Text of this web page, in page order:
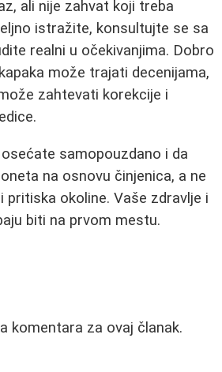
ali nije zahvat koji treba
istražite, konsultujte se sa
realni u očekivanjima. Dobro
može trajati decenijama,
zahtevati korekcije i
samopouzdano i da
na osnovu činjenica, a ne
pritiska okoline. Vaše zdravlje i
biti na prvom mestu.
komentara za ovaj članak.